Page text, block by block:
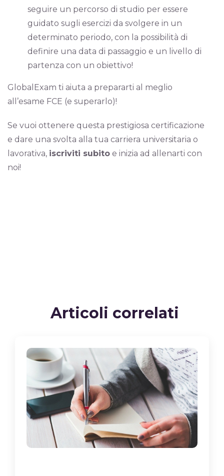
seguire un percorso di studio per essere
guidato sugli esercizi da svolgere in un
determinato periodo, con la possibilità di
definire una data di passaggio e un livello di
partenza con un obiettivo!
GlobalExam ti aiuta a prepararti al meglio
all’esame FCE (e superarlo)!
Se vuoi ottenere questa prestigiosa certificazione
e dare una svolta alla tua carriera universitaria o
lavorativa, iscriviti subitoe inizia ad allenarti con
noi!
Articoli correlati